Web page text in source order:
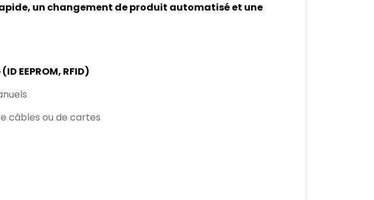
un changement de produit automatisé et une
RFID)
câbles ou de cartes